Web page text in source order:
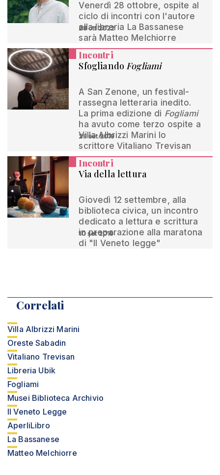
Venerdì 28 ottobre, ospite al
ciclo di incontri con l'autore
alla libreria La Bassanese
sarà Matteo Melchiorre
28 ott 2022
Incontri
Sfogliando Fogliami
A San Zenone, un festival-
rassegna letteraria inedito.
La prima edizione di Fogliami
ha avuto come terzo ospite a
Villa Albrizzi Marini lo
scrittore Vitaliano Trevisan
28 set 2019
Incontri
Via della lettura
Giovedì 12 settembre, alla
biblioteca civica, un incontro
dedicato a lettura e scrittura
in preparazione alla maratona
di "Il Veneto legge"
10 set 2019
Correlati
Villa Albrizzi Marini
Oreste Sabadin
Vitaliano Trevisan
Libreria Ubik
Fogliami
Musei Biblioteca Archivio
Il Veneto Legge
AperliLibro
La Bassanese
Matteo Melchiorre